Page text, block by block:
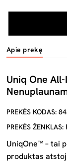
Apie prekę
Uniq One
PREKĖS KODAS:
PREKĖS ŽENKLAS:
UniqOne™ –tai
produktas